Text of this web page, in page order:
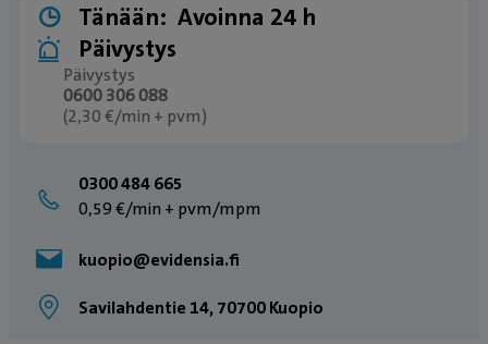
Tänään: Avoinna 24 h
Päivystys
Päivystys
0600 306 088
(2,30 €/min + pvm)
0300 484 665
0,59 €/min + pvm/mpm
kuopio@evidensia.fi
Savilahdentie 14, 70700 Kuopio